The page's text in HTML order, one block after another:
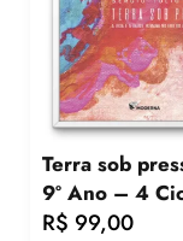
Terra sob
9º Ano – 4
R$ 99,00